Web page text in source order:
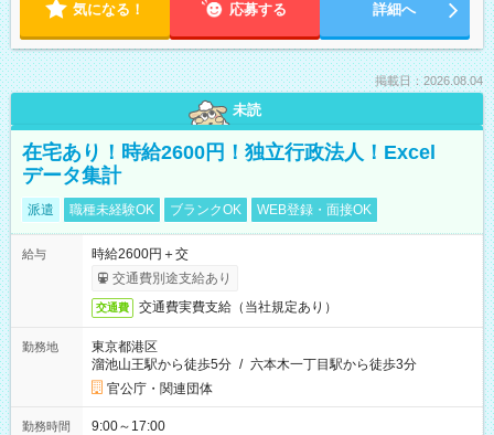
気になる！ 応募する 詳細へ
掲載日：2026.08.04
未読
在宅あり！時給2600円！独立行政法人！Excel
データ集計
派遣 職種未経験OK ブランクOK WEB登録・面接OK
給与
時給2600円＋交
交通費別途支給あり
交通費 交通費実費支給（当社規定あり）
勤務地
東京都港区
溜池山王駅から徒歩5分 / 六本木一丁目駅から徒歩3分
官公庁・関連団体
勤務時間 9:00～17:00